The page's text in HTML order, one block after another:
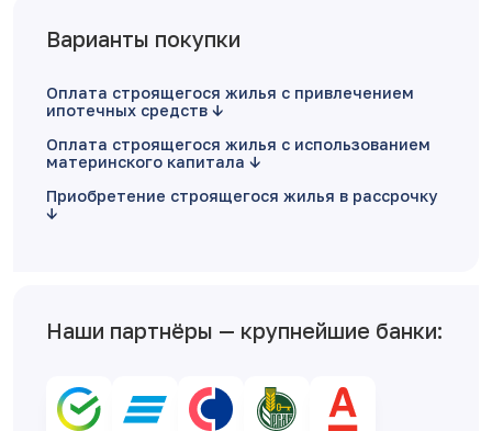
Варианты покупки
Оплата строящегося жилья с привлечением
ипотечных средств
Оплата строящегося жилья с использованием
материнского капитала
Приобретение строящегося жилья в рассрочку
Наши партнёры — крупнейшие банки: